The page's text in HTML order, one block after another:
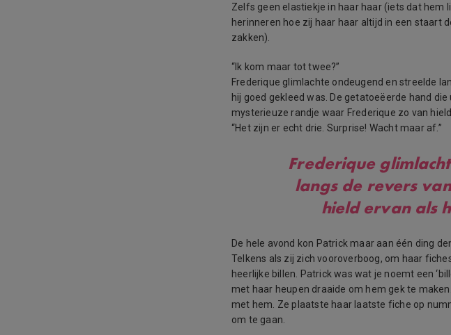
Zelfs geen elastiekje in haar haar (iets dat hem
herinneren hoe zij haar haar altijd in een staart
zakken).
“Ik kom maar tot twee?”
Frederique glimlachte ondeugend en streelde
hij goed gekleed was. De getatoeëerde hand
mysterieuze randje waar Frederique zo van hield.
“Het zijn er echt drie. Surprise! Wacht maar af.”
Frederique
langs de revers
hield ervan als
De hele avond kon Patrick maar aan één ding
Telkens als zij zich vooroverboog, om haar
heerlijke billen. Patrick was wat je noemt een
met haar heupen draaide om hem gek te
met hem. Ze plaatste haar laatste fiche op
om te gaan.